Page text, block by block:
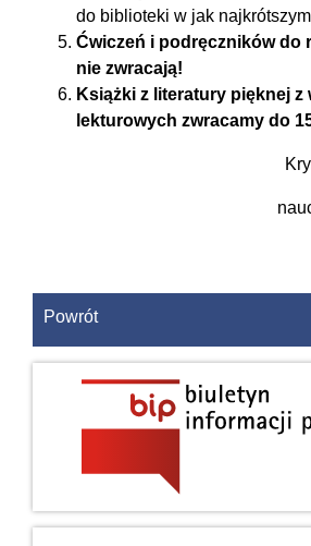
do biblioteki w jak
Ćwiczeń i podręczników do
nie zwracają!
Książki z literatury pięknej
lekturowych zwracamy do
Powrót